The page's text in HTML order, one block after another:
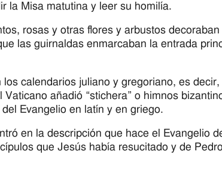
la Misa matutina y leer su homilía.
rosas y otras flores y arbustos
las guirnaldas enmarcaban la entrada
calendarios juliano y gregoriano, es
añadió “stichera” o himnos
Evangelio en latín y en griego.
en la descripción que hace el Evangelio
que Jesús había resucitado y de